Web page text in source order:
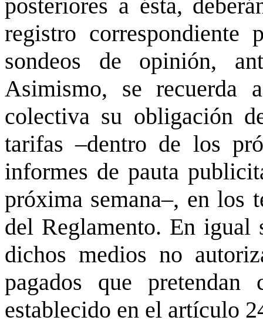
posteriores a ésta,
registro correspondiente
sondeos de opinión,
Asimismo, se recuerda
colectiva su obligación
tarifas –dentro de los
informes de pauta
próxima semana–, en los
del Reglamento. En igual
dichos medios no
pagados que pretendan
establecido en el artículo